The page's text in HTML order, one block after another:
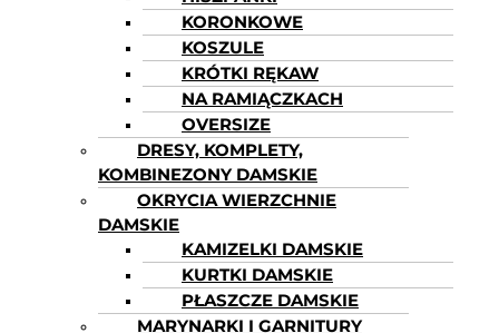
KORONKOWE
KOSZULE
KRÓTKI RĘKAW
NA RAMIĄCZKACH
OVERSIZE
DRESY, KOMPLETY,
KOMBINEZONY DAMSKIE
OKRYCIA WIERZCHNIE
DAMSKIE
KAMIZELKI DAMSKIE
KURTKI DAMSKIE
PŁASZCZE DAMSKIE
MARYNARKI I GARNITURY